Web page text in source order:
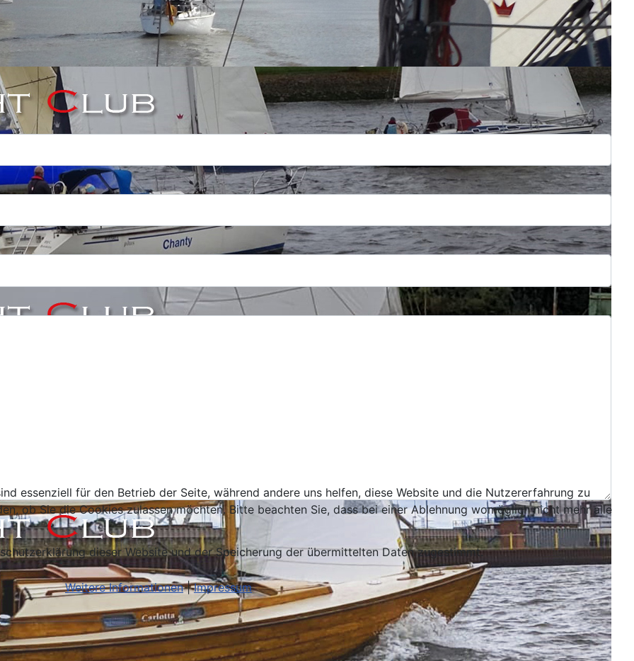
dieser Website und der Speicherung der übermittelten Daten zugestimmt.
essenziell für den Betrieb der Seite, während andere uns helfen, diese Website und die Nutzererfahrung zu
ob Sie die Cookies zulassen möchten. Bitte beachten Sie, dass bei einer Ablehnung womöglich nicht mehr alle
Weitere Informationen|Impressum